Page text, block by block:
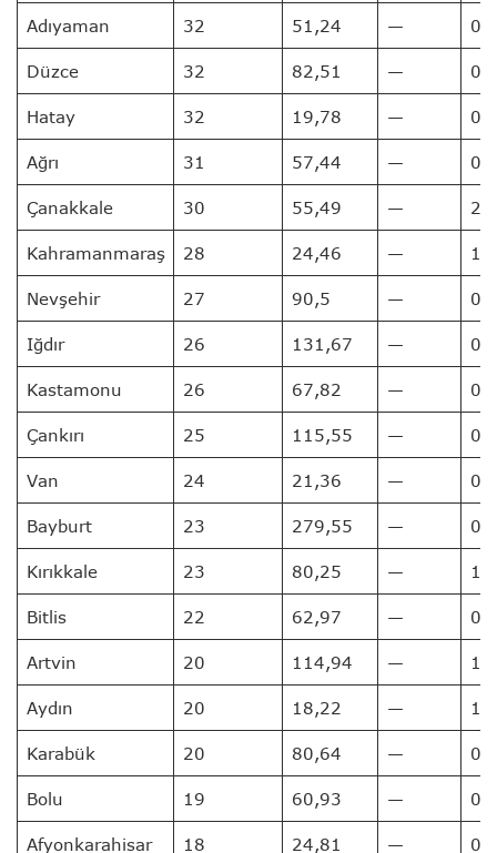
Adıyaman 32 51,24 — 0
Düzce 32 82,51 — 0
Hatay 32 19,78 — 0
Ağrı 31 57,44 — 0
Çanakkale 30 55,49 — 2
Kahramanmaraş 28 24,46 — 1
Nevşehir 27 90,5 — 0
Iğdır 26 131,67 — 0
Kastamonu 26 67,82 — 0
Çankırı 25 115,55 — 0
Van 24 21,36 — 0
Bayburt 23 279,55 — 0
Kırıkkale 23 80,25 — 1
Bitlis 22 62,97 — 0
Artvin 20 114,94 — 1
Aydın 20 18,22 — 1
Karabük 20 80,64 — 0
Bolu 19 60,93 — 0
Afyonkarahisar 18 24,81 — 0